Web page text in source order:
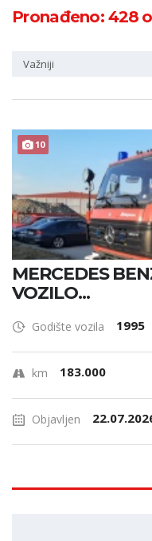
Županija
Pronađeno:428
Važniji
10
MERCEDES
VOZILO...
Godište vozila 1995
km 183.000
Objavljen